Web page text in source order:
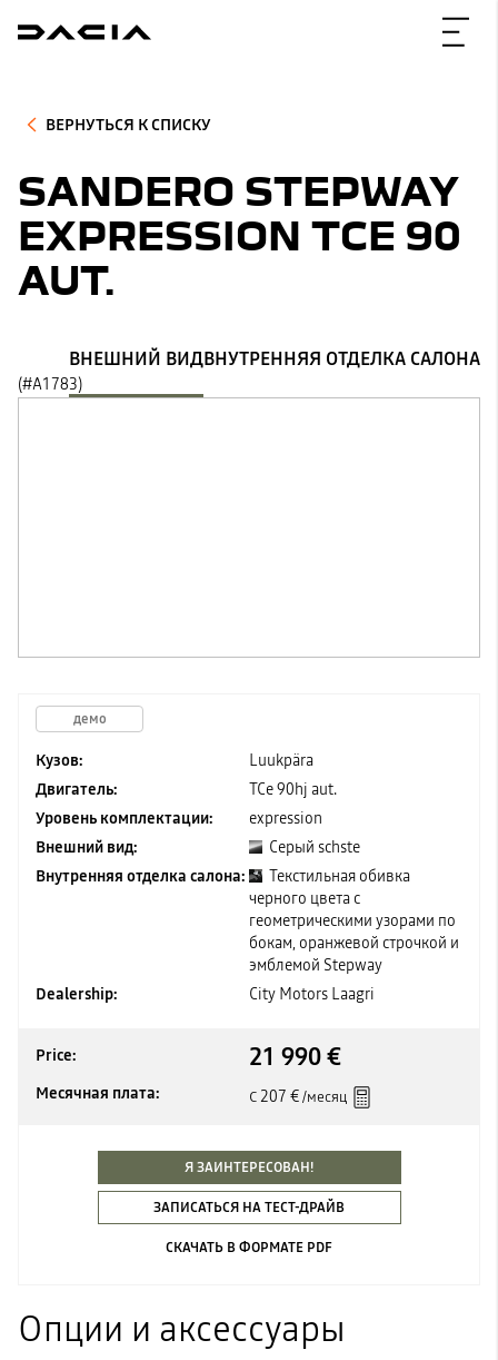
ВЕРНУТЬСЯ К СПИСКУ
SANDERO STEPWAY
EXPRESSION TCE 90
AUT.
(#A1783)
ВНЕШНИЙ ВИДВНУТРЕННЯЯ ОТДЕЛКА САЛОНА
демо
Кузов:
Luukpära
Двигатель:
TCe 90hj aut.
Уровень комплектации:
expression
Внешний вид:
Серый schste
Внутренняя отделка салона:
Текстильная обивка
черного цвета с
геометрическими узорами по
бокам, оранжевой строчкой и
эмблемой Stepway
Dealership:
City Motors Laagri
Price: 21 990 €
Месячная плата: С207 €/месяц
Я ЗАИНТЕРЕСОВАН!
ЗАПИСАТЬСЯ НА ТЕСТ-ДРАЙВ
СКАЧАТЬ В ФОРМАТЕ PDF
Опции и аксессуары